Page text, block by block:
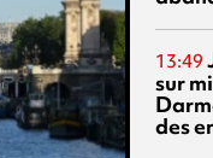
13:49
sur
des